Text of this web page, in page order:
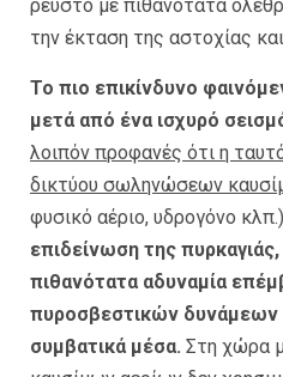
ρευστό με πιθανότατα
την έκταση της αστοχίας
Το πιο επικίνδυνο
μετά από ένα ισχυρό
λοιπόν προφανές ότι η
δικτύου σωληνώσεων
φυσικό αέριο, υδρογόνο κλπ.)
επιδείνωση της πυρκαγιάς,
πιθανότατα αδυναμία
πυροσβεστικών δυνάμεων
συμβατικά μέσα. Στη χώρα